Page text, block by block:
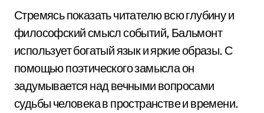
Стремясь показать читателю всю глубину и
философский смысл событий, Бальмонт
использует богатый язык и яркие образы. С
помощью поэтического замысла он
задумывается над вечными вопросами
судьбы человека в пространстве и времени.